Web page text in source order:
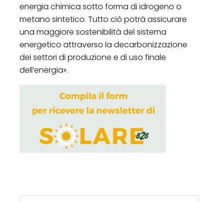
energia chimica sotto forma di idrogeno o
metano sintetico. Tutto ciò potrà assicurare
una maggiore sostenibilità del sistema
energetico attraverso la decarbonizzazione
dei settori di produzione e di uso finale
dell’energia».